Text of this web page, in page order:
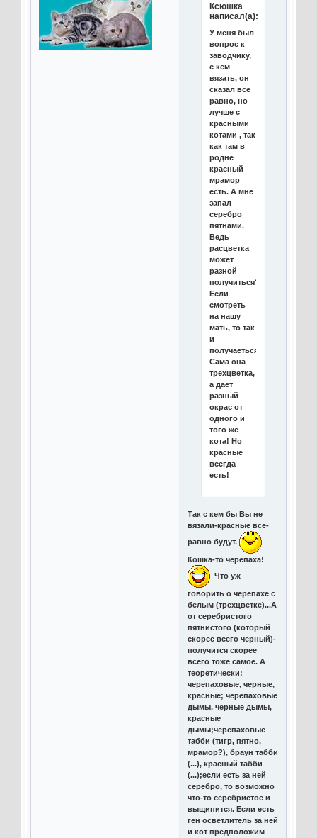
Ксюшка
написал(а):
У меня был
вопрос к
заводчику,
с кем
вязать, он
сказал все
равно, но
лучше с
красными
котами , так
как там в
родне
красный
мрамор
есть. А мне
запал
серебро
пятнами.
Ведь
расцветка
может
разной
получиться?
Если
смотреть
на нашу
мать, то так
и
получаеться,
Сама она
трехцветка,
а дает
разный
окрас от
одного и
того же
кота! Но
красные
всегда
есть!
Так с кем бы Вы не
вязали-красные всё-
равно будут.
Кошка-то черепаха!
Что уж
говорить о черепахе с
белым (трехцветке)...А
от серебристого
пятнистого (который
скорее всего черный)-
получится скорее
всего тоже самое. А
теоретически:
черепаховые, черные,
красные; черепаховые
дымы, черные дымы,
красные
дымы;черепаховые
табби (тигр, пятно,
мрамор?), браун табби
(...), красный табби
(...);если есть за ней
серебро, то возможно
что-то серебристое и
выщипится. Если есть
ген осветлитель за ней
и кот предположим